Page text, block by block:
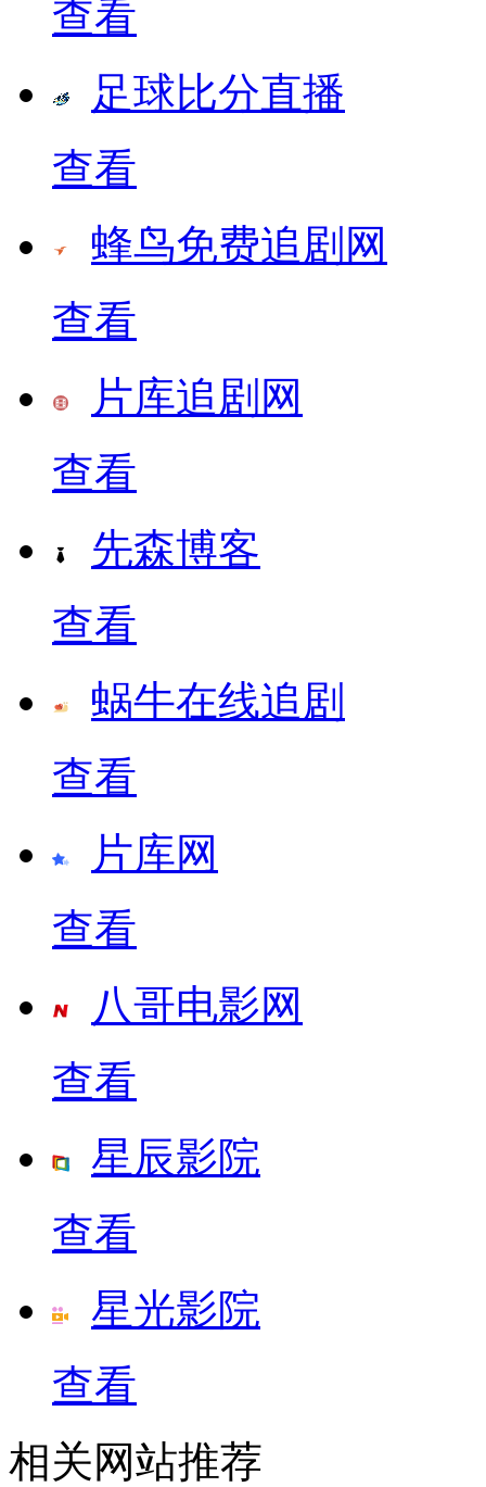
查看
足球比分直播
查看
蜂鸟免费追剧网
查看
片库追剧网
查看
先森博客
查看
蜗牛在线追剧
查看
片库网
查看
八哥电影网
查看
星辰影院
查看
星光影院
查看
相关网站推荐